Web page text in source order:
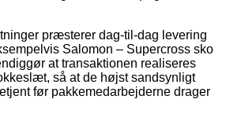
præsterer dag-til-dag levering
Salomon – Supercross sko
at transaktionen realiseres
så at de højst sandsynligt
før pakkemedarbejderne drager